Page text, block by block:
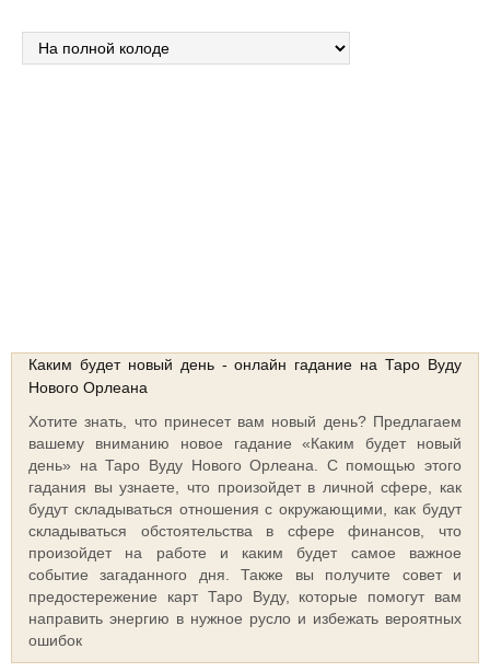
Каким будет новый день - онлайн гадание на Таро Вуду
Нового Орлеана
Хотите знать, что принесет вам новый день? Предлагаем
вашему вниманию новое гадание «Каким будет новый
день» на Таро Вуду Нового Орлеана. С помощью этого
гадания вы узнаете, что произойдет в личной сфере, как
будут складываться отношения с окружающими, как будут
складываться обстоятельства в сфере финансов, что
произойдет на работе и каким будет самое важное
событие загаданного дня. Также вы получите совет и
предостережение карт Таро Вуду, которые помогут вам
направить энергию в нужное русло и избежать вероятных
ошибок